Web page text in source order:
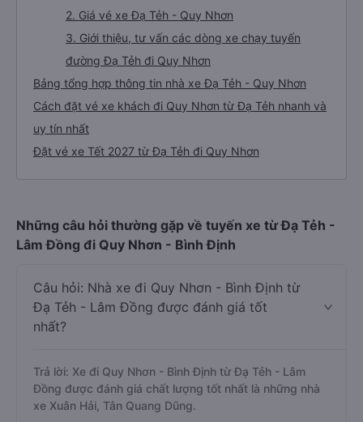
2. Giá vé xe Đạ Tẻh - Quy Nhơn
3. Giới thiệu, tư vấn các dòng xe chạy tuyến
đường Đạ Tẻh đi Quy Nhơn
Bảng tổng hợp thông tin nhà xe Đạ Tẻh - Quy Nhơn
Cách đặt vé xe khách đi Quy Nhơn từ Đạ Tẻh nhanh và
uy tín nhất
Đặt vé xe Tết 2027 từ Đạ Tẻh đi Quy Nhơn
Những câu hỏi thường gặp về tuyến xe từ Đạ Tẻh -
Lâm Đồng đi Quy Nhơn - Bình Định
Câu hỏi: Nhà xe đi Quy Nhơn - Bình Định từ
Đạ Tẻh - Lâm Đồng được đánh giá tốt
nhất?
Trả lời: Xe đi Quy Nhơn - Bình Định từ Đạ Tẻh - Lâm
Đồng được đánh giá chất lượng tốt nhất là những nhà
xe Xuân Hải, Tân Quang Dũng.